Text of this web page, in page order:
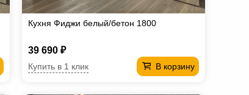
Кухня Фиджи белый/бетон 1800
39 690 ₽
В корзину
Купить в 1 клик